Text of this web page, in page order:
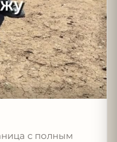
с полным